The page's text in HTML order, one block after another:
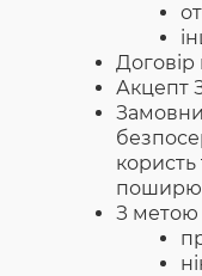
Акцепт
користь
З метою